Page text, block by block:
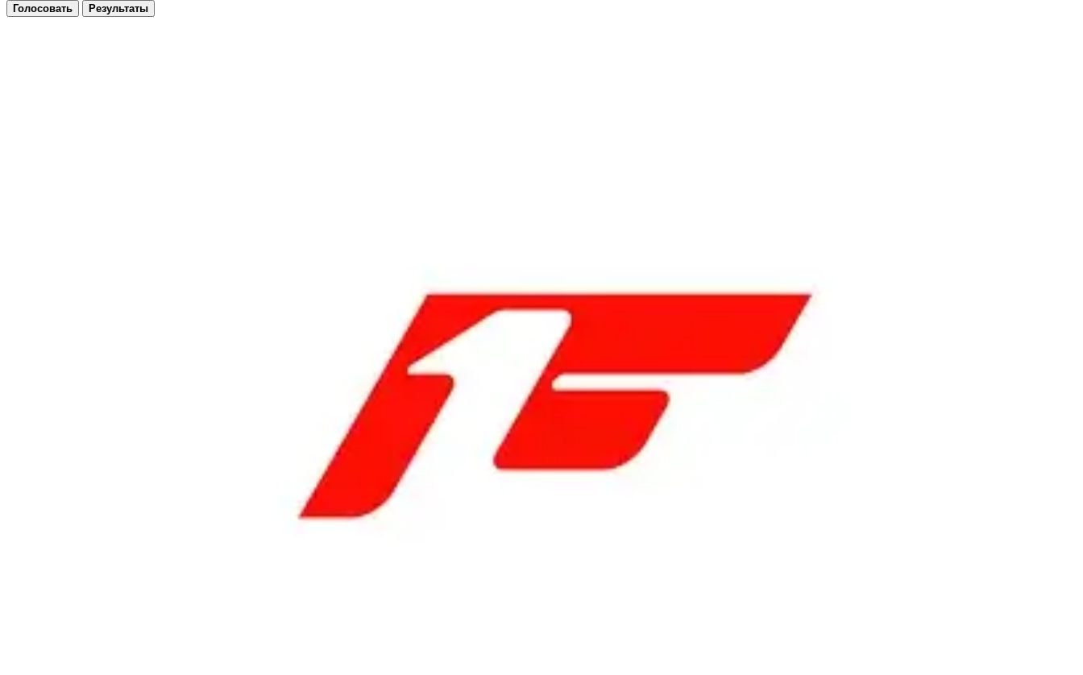
Голосовать Результаты